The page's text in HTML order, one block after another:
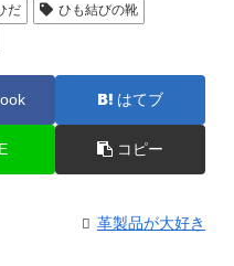
だ
ひも結びの靴
はてブ
コピー
革製品が大好き